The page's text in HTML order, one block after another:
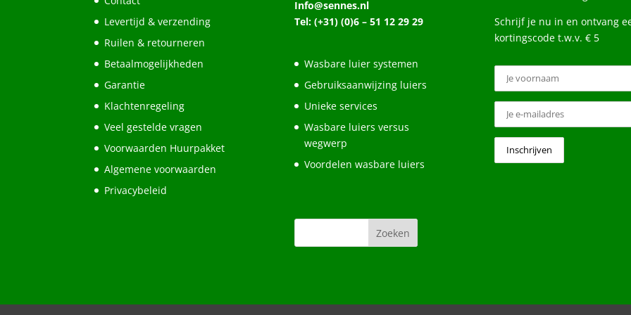
Levertijd & verzending
Ruilen & retourneren
Betaalmogelijkheden
Garantie
Klachtenregeling
Veel gestelde vragen
Voorwaarden Huurpakket
Algemene voorwaarden
Privacybeleid
Info@sennes.nl
Tel: (+31) (0)6 – 51 12 29 29
Wasbare luier systemen
Gebruiksaanwijzing luiers
Unieke services
Wasbare luiers versus
wegwerp
Voordelen wasbare luiers
Schrijf je nu in en ontvang
kortingscode t.w.v. € 5